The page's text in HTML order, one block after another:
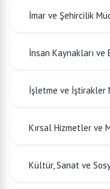
İmar ve Şehircilik
İnsan Kaynakları ve
İşletme ve İştirakler
Kırsal Hizmetler ve
Kültür, Sanat ve